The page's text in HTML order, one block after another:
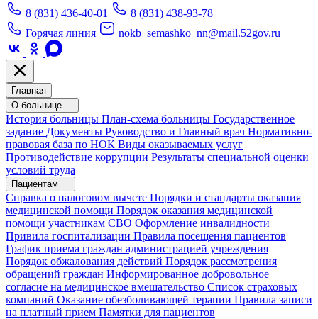
8 (831) 436-40-01
8 (831) 438-93-78
Горячая линия
nokb_semashko_nn@mail.52gov.ru
Главная
О больнице
История больницы План-схема больницы Государственное
задание Документы Руководство и Главный врач Нормативно-
правовая база по НОК Виды оказываемых услуг
Противодействие коррупции Результаты специальной оценки
условий труда
Пациентам
Справка о налоговом вычете Порядки и стандарты оказания
медицинской помощи Порядок оказания медицинской
помощи участникам СВО Оформление инвалидности
Привила госпитализации Правила посещения пациентов
График приема граждан администрацией учреждения
Порядок обжалования действий Порядок рассмотрения
обращений граждан Информированное добровольное
согласие на медицинское вмешательство Список страховых
компаний Оказание обезболивающей терапии Правила записи
на платный прием Памятки для пациентов